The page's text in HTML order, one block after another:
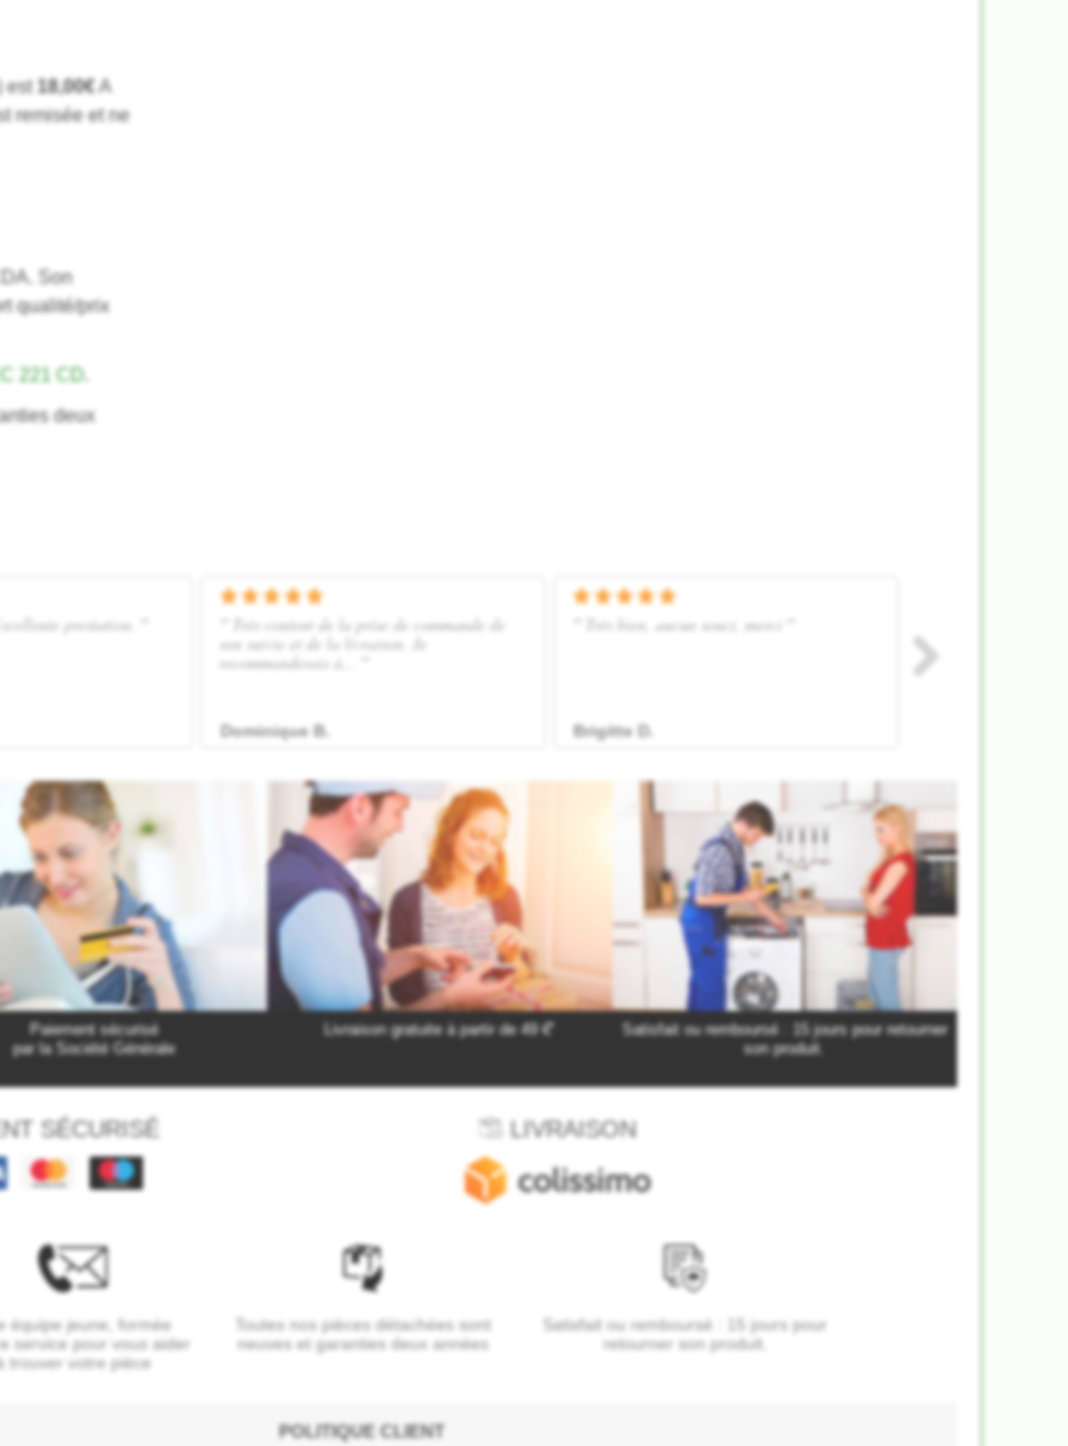
est 18,00€ A
remisée et ne
Son
qualité/prix
221 CD
deux
Paiement sécurisé
par la Société Générale
Livraison gratuite à partir de 49 €*
Satisfait ou remboursé : 15 jours pour retourner
son produit.
SÉCURISÉ LIVRAISON
équipe jeune, formée
service pour vous aider
trouver votre pièce
Toutes nos pièces détachées sont
neuves et garanties deux années
Satisfait ou remboursé : 15 jours pour
retourner son produit.
POLITIQUE CLIENT